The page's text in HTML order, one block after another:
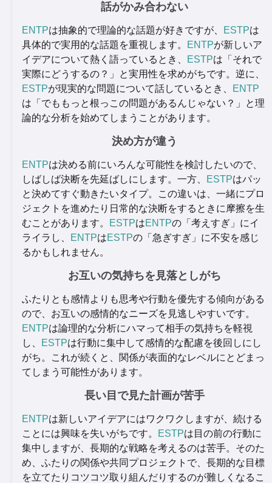
話がかみ合わない
ENTPは抽象的で理論的な話題が好きですが、 ESTPは
具体的で実用的な話題を重視します。
ENTPが新しいア
イデアについて熱く語っているとき、
ESTPは「それで
実際にどうするの？」と実用性を求めがちです。逆に、
ESTPが現実的な問題について話しているとき、
ENTP
は「でももっと根っこの問題があるんじゃない？」と理
論的な分析を始めてしまうことがあります。
決め方が違う
ENTPは決める前にいろんな可能性を検討したいので、
しばしば決断を先延ばしにします。一方、
ESTPはパッ
と決めてすぐ動きたいタイプ。この違いは、一緒にプロ
ジェクトを進めたり日常的な決断をするときに摩擦を生
むことがあります。
ESTPはENTPの「考えすぎ」にイ
ライラし、
ENTPはESTPの「急ぎすぎ」に不安を感じ
るかもしれません。
お互いの気持ちを見落としがち
ふたりとも感情よりも思考や行動を優先する傾向がある
ので、お互いの感情的なニーズを見逃しやすいです。
ENTPは論理的な分析にハマって相手の気持ちを軽視
し、
ESTPは行動に集中して感情的な配慮を後回しにし
がち。これが続くと、関係が表面的なレベルにとどまっ
てしまう可能性があります。
長い目で見た計画が苦手
ENTPは新しいアイデアにはワクワクしますが、続ける
ことには興味を失いがちです。
ESTPは目の前の行動に
集中しますが、長期的な戦略を考えるのは苦手。そのた
め、ふたりの関係や共同プロジェクトで、長期的な目標
を立てたりコツコツ取り組んだりするのが難しくなるこ